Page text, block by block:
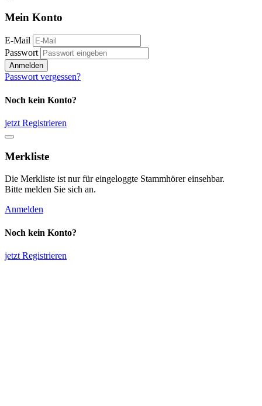
Mein Konto
E-Mail
Passwort
Anmelden
Passwort vergessen?
Noch kein Konto?
jetzt Registrieren
Merkliste
Die Merkliste ist nur für eingeloggte Stammhörer einsehbar.
Bitte melden Sie sich an.
Anmelden
Noch kein Konto?
jetzt Registrieren